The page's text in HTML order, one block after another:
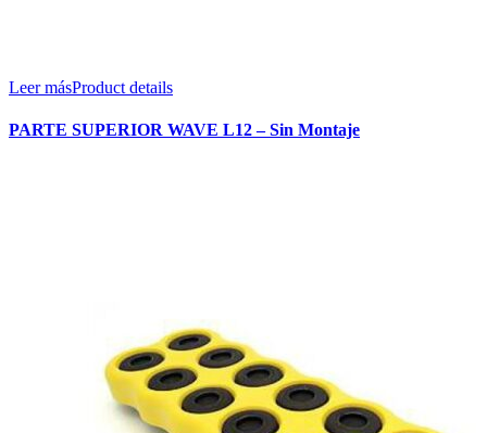
Leer másProduct details
PARTE SUPERIOR WAVE L12 – Sin Montaje